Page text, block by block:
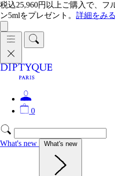
税込25,960円以上ご購入で、フ
ン5mlをプレゼント。 詳細をみる
0
What's new What's new